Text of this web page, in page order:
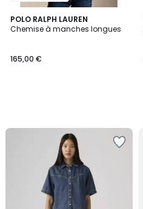
POLO RALPH LAUREN
Chemise à manches longues
165,00 €